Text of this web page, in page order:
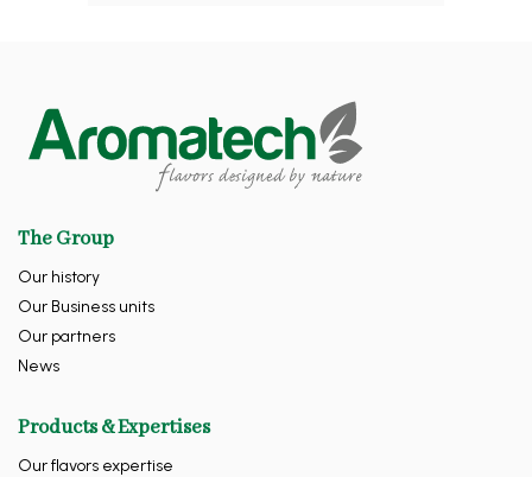
The Group
Our history
Our Business units
Our partners
News
Products & Expertises
Our flavors expertise